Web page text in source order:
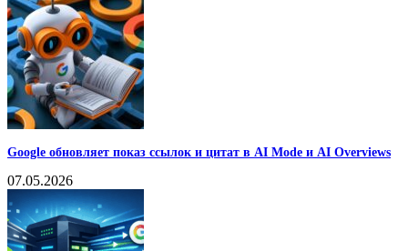
Google обновляет показ ссылок и цитат в AI Mode и AI Overviews
07.05.2026